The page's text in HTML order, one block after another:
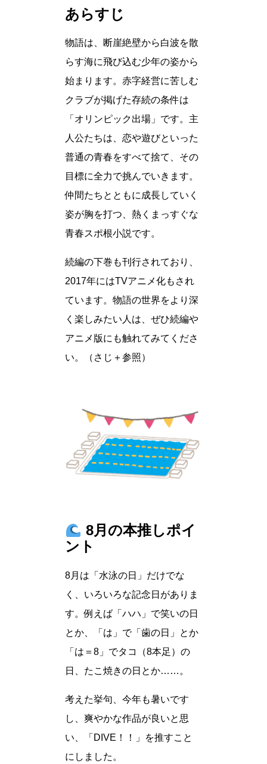
あらすじ
物語は、断崖絶壁から白波を散
らす海に飛び込む少年の姿から
始まります。赤字経営に苦しむ
クラブが掲げた存続の条件は
「オリンピック出場」です。主
人公たちは、恋や遊びといった
普通の青春をすべて捨て、その
目標に全力で挑んでいきます。
仲間たちとともに成長していく
姿が胸を打つ、熱くまっすぐな
青春スポ根小説です。
続編の下巻も刊行されており、
2017年にはTVアニメ化もされ
ています。物語の世界をより深
く楽しみたい人は、ぜひ続編や
アニメ版にも触れてみてくださ
い。（さじ＋参照）
8月の本推しポイ
ント
8月は「水泳の日」だけでな
く、いろいろな記念日がありま
す。例えば「ハハ」で笑いの日
とか、「は」で「歯の日」とか
「は＝8」でタコ（8本足）の
日、たこ焼きの日とか……。
考えた挙句、今年も暑いです
し、爽やかな作品が良いと思
い、「DIVE！！」を推すこと
にしました。